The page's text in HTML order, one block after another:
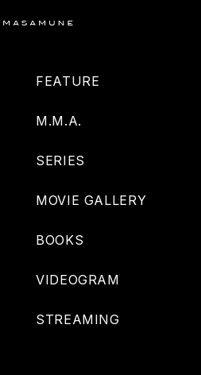
FEATURE
M.M.A.
SERIES
MOVIE GALLERY
BOOKS
VIDEOGRAM
STREAMING